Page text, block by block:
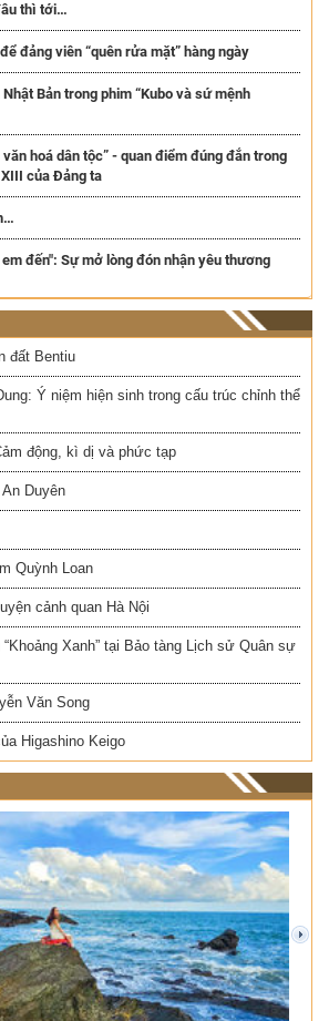
thì tới…
đảng viên “quên rửa mặt” hàng ngày
Bản trong phim “Kubo và sứ mệnh
hoá dân tộc” - quan điểm đúng đắn trong
của Đảng ta
đến": Sự mở lòng đón nhận yêu thương
đất Bentiu
Ý niệm hiện sinh trong cấu trúc chỉnh thể
động, kì dị và phức tạp
Duyên
Quỳnh Loan
cảnh quan Hà Nội
Xanh” tại Bảo tàng Lịch sử Quân sự
Văn Song
Higashino Keigo
next